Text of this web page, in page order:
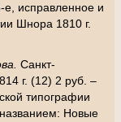
е, исправленное и
Шнора 1810 г.
Санкт-
г. (12) 2 руб. –
типографии
Новые